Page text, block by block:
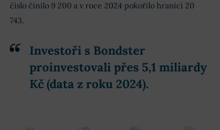
FAQ: Nejčastěji kladené otázky
Zkušenosti s Bondster (diskuze)
číslo činilo 9 200 a v roce 2024 pokořilo hranici 20
743.
Investoři s Bondster
proinvestovali přes 5,1 miliardy
Kč (data z roku 2024).